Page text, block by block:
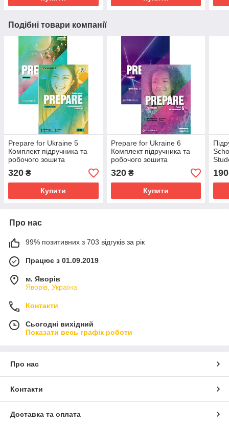
Подібні товари компанії
Prepare for Ukraine 5
Комплект підручника та
робочого зошита
320 ₴
Купити
Prepare for Ukraine 6
Комплект підручника та
робочого зошита
320₴
Купити
190
Про нас
99% позитивних з 703 відгуків за рік
Працює з 01.09.2019
м. Яворів
Яворів, Україна
Контакти
Сьогодні вихідний
Показати весь графік роботи
Про нас
Контакти
Доставка та оплата